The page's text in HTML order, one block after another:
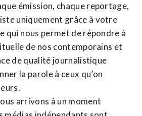
émission, chaque reportage,
uniquement grâce à votre
qui nous permet de répondre à
de nos contemporains et
de qualité journalistique
la parole à ceux qu’on
arrivons à un moment